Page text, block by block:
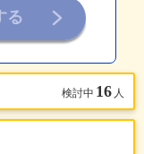
検討中 16 人